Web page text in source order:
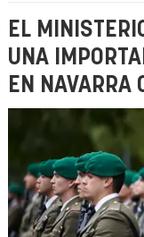
EL
UNA
EN NAVARRA